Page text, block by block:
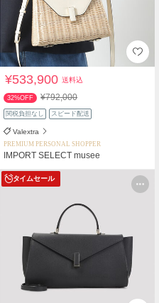
¥533,900送料込
32%OFF ¥792,000
関税負担なし スピード配送
Valextra
PREMIUM PERSONAL SHOPPER
IMPORT SELECT musee
タイムセール